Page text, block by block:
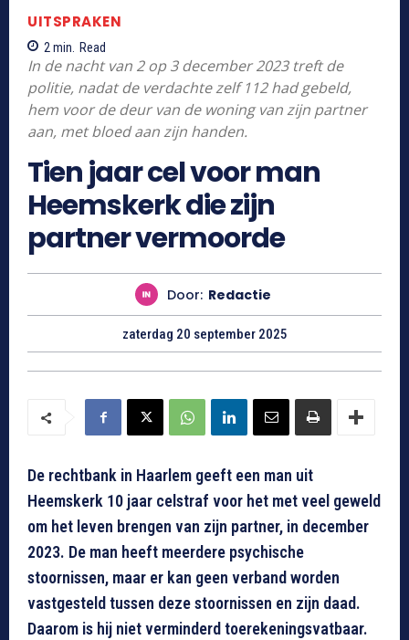
UITSPRAKEN
2 min. Read
In de nacht van 2 op 3 december 2023 treft de
politie, nadat de verdachte zelf 112 had gebeld,
hem voor de deur van de woning van zijn partner
aan, met bloed aan zijn handen.
Tien jaar cel voor man
Heemskerk die zijn
partner vermoorde
Door: Redactie
zaterdag 20 september 2025
De rechtbank in Haarlem geeft een man uit
Heemskerk 10 jaar celstraf voor het met veel geweld
om het leven brengen van zijn partner, in december
2023. De man heeft meerdere psychische
stoornissen, maar er kan geen verband worden
vastgesteld tussen deze stoornissen en zijn daad.
Daarom is hij niet verminderd toerekeningsvatbaar.